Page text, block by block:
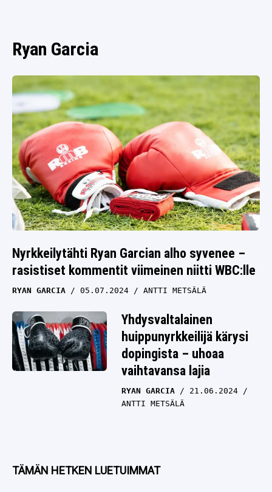
Ryan Garcia
Nyrkkeilytähti Ryan Garcian alho syvenee –
rasistiset kommentit viimeinen niitti WBC:lle
RYAN GARCIA 05.07.2024 ANTTI METSÄLÄ
Yhdysvaltalainen
huippunyrkkeilijä kärysi
dopingista – uhoaa
vaihtavansa lajia
RYAN GARCIA
21.06.2024
ANTTI METSÄLÄ
TÄMÄN HETKEN LUETUIMMAT